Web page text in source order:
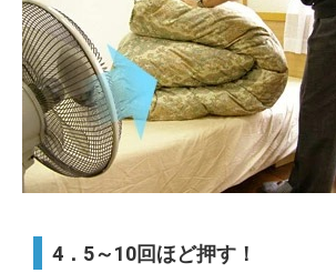
4．5～10回ほど押す！